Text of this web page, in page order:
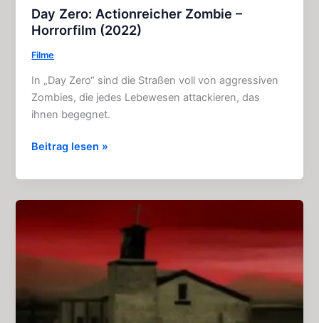
Day Zero: Actionreicher Zombie –
Horrorfilm (2022)
Filme
In „Day Zero“ sind die Straßen voll von aggressiven
Zombies, die jedes Lebewesen attackieren, das
ihnen begegnet.
Day
Actionreicher
Zombie
Beitrag lesen »